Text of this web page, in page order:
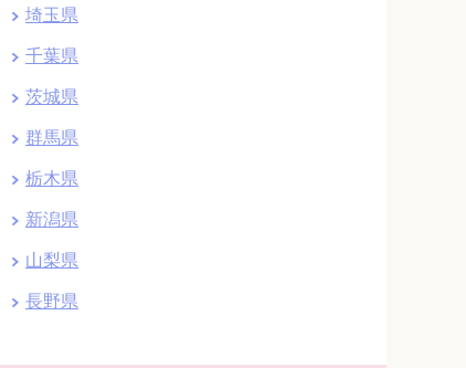
埼玉県
千葉県
茨城県
群馬県
栃木県
新潟県
山梨県
長野県